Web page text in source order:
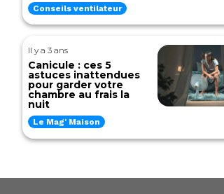
Conseils ventilateur
Il y a 3 ans
Canicule : ces 5
astuces inattendues
pour garder votre
chambre au frais la
nuit
Le Mag' Maison